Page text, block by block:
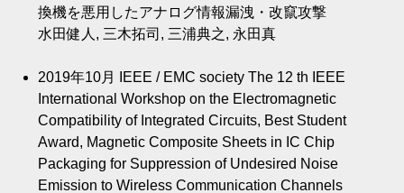
換機を悪用したアナログ情報漏洩・改竄攻撃
水田健人, 三木拓司, 三浦典之, 永田真
2019年10月
IEEE / EMC society The 12 th IEEE
International Workshop on the Electromagnetic
Compatibility of Integrated Circuits, Best Student
Award, Magnetic Composite Sheets in IC Chip
Packaging for Suppression of Undesired Noise
Emission to Wireless Communication Channels